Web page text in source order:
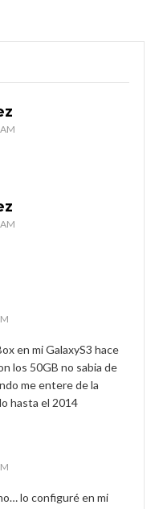
en mi GalaxyS3 hace
los 50GB no sabia de
me entere de la
hasta el 2014
lo configuré en mi